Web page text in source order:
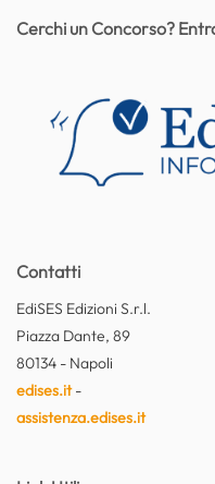
Contatti
EdiSES Edizioni S.r.l.
Piazza Dante, 89
80134 - Napoli
edises.it-
assistenza.edises.it
Cerchi un Concorso?